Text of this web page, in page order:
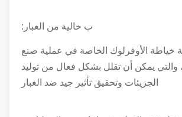
ب خالية من الغبار:
الأوفرلوك الخاصة في عملية صنع
يمكن أن تقلل بشكل فعال من توليد
الجزيئات وتحقيق تأثير جيد ضد الغبار